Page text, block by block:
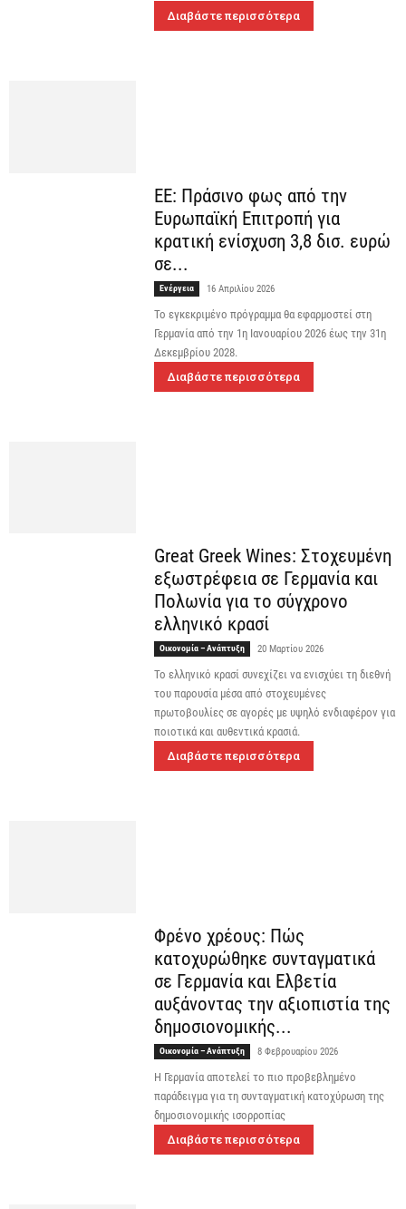
Διαβάστε περισσότερα
ΕΕ: Πράσινο φως από την
Ευρωπαϊκή Επιτροπή για
κρατική ενίσχυση 3,8 δισ. ευρώ
σε...
Ενέργεια 16 Απριλίου 2026
Το εγκεκριμένο πρόγραμμα θα εφαρμοστεί στη
Γερμανία από την 1η Ιανουαρίου 2026 έως την 31η
Δεκεμβρίου 2028.
Διαβάστε περισσότερα
Great Greek Wines: Στοχευμένη
εξωστρέφεια σε Γερμανία και
Πολωνία για το σύγχρονο
ελληνικό κρασί
Οικονομία – Ανάπτυξη 20 Μαρτίου 2026
Το ελληνικό κρασί συνεχίζει να ενισχύει τη διεθνή
του παρουσία μέσα από στοχευμένες
πρωτοβουλίες σε αγορές με υψηλό ενδιαφέρον για
ποιοτικά και αυθεντικά κρασιά.
Διαβάστε περισσότερα
Φρένο χρέους: Πώς
κατοχυρώθηκε συνταγματικά
σε Γερμανία και Ελβετία
αυξάνοντας την αξιοπιστία της
δημοσιονομικής...
Οικονομία – Ανάπτυξη 8 Φεβρουαρίου 2026
Η Γερμανία αποτελεί το πιο προβεβλημένο
παράδειγμα για τη συνταγματική κατοχύρωση της
δημοσιονομικής ισορροπίας
Διαβάστε περισσότερα